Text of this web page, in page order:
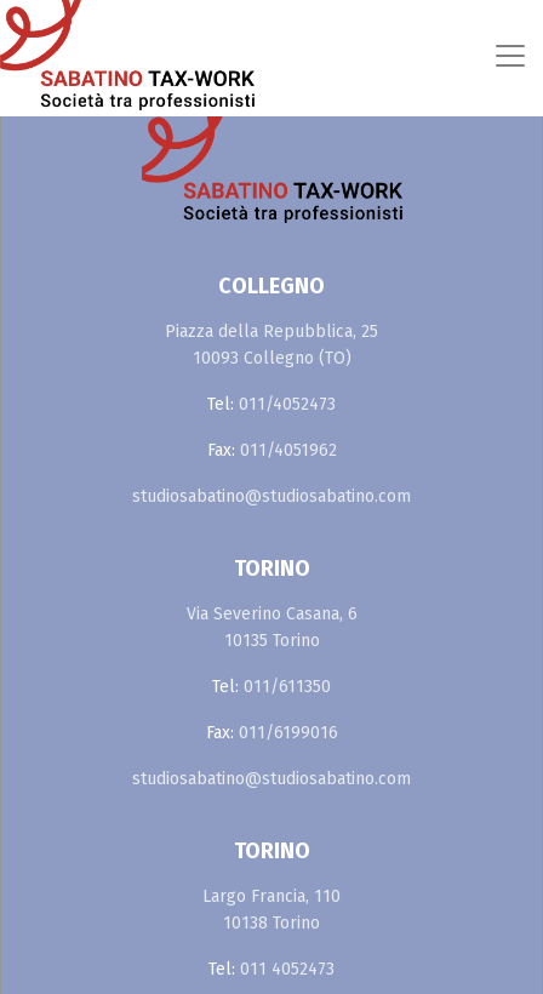
Skip to main content
COLLEGNO
Piazza della Repubblica, 25
10093 Collegno (TO)
Tel: 011/4052473
Fax: 011/4051962
studiosabatino@studiosabatino.com
TORINO
Via Severino Casana, 6
10135 Torino
Tel: 011/611350
Fax: 011/6199016
studiosabatino@studiosabatino.com
TORINO
Largo Francia, 110
10138 Torino
Tel: 011 4052473